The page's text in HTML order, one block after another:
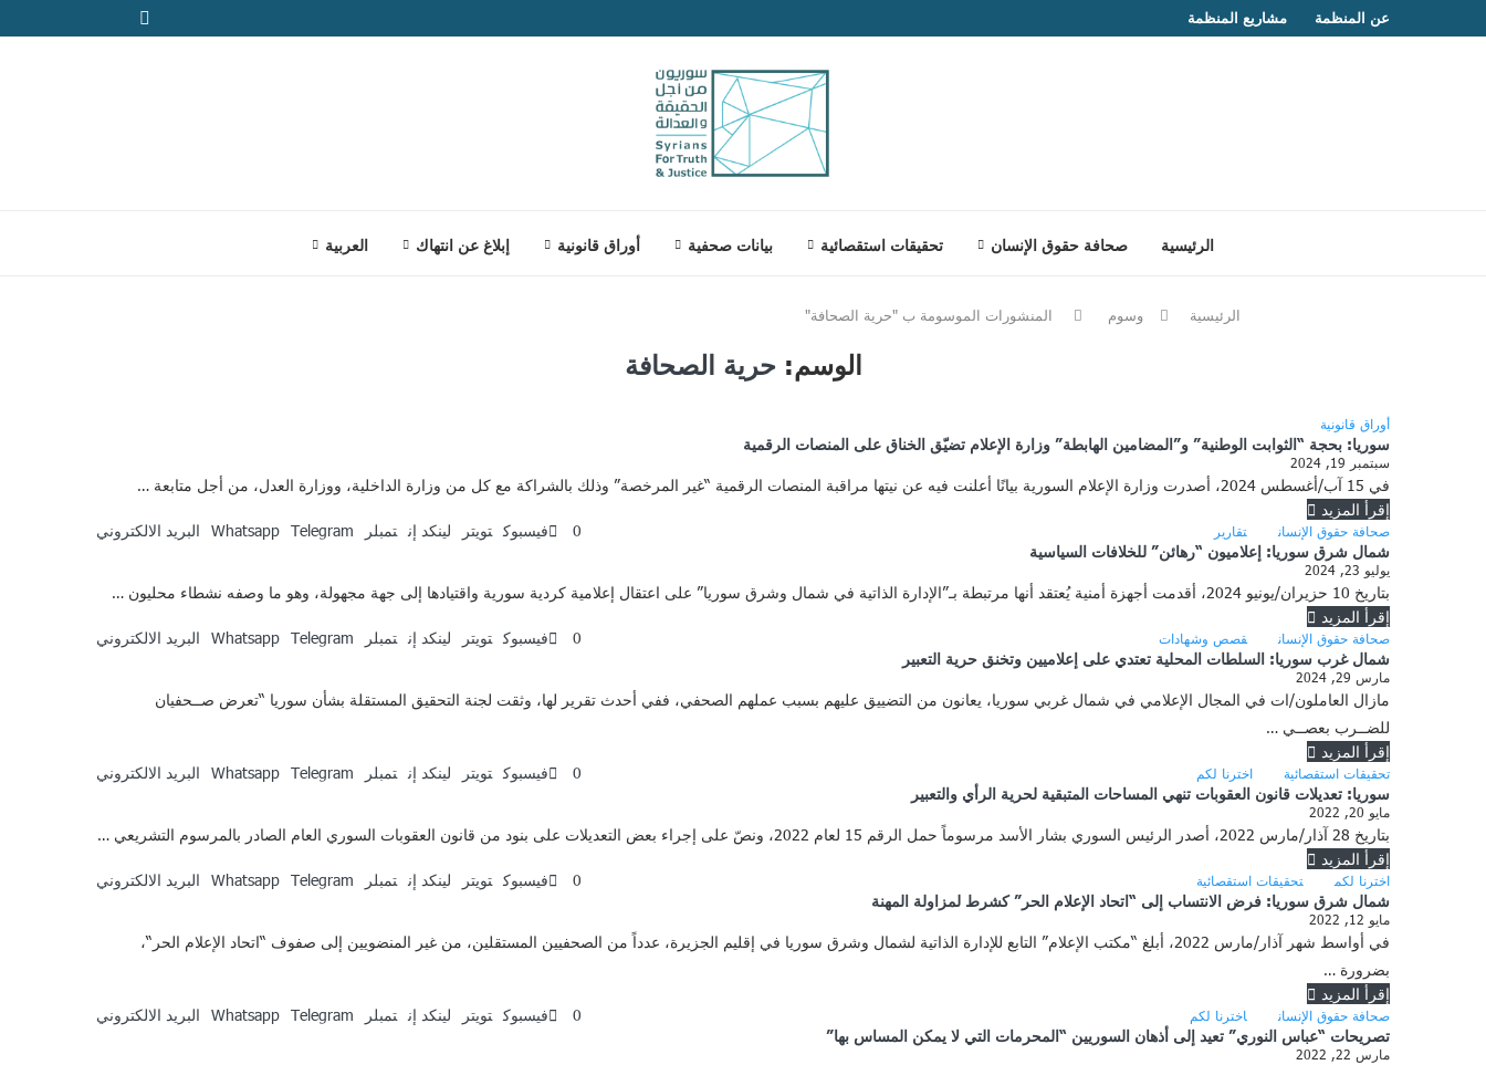
عن المنظمة مشاريع المنظمة
الرئيسية صحافة حقوق الإنسان تحقيقات استقصائية بيانات صحفية أوراق قانونية إبلاغ عن انتهاك العربية
الرئيسية وسوم المنشورات الموسومة ب "حرية الصحافة"
الوسم: حرية الصحافة
أوراق قانونية
سوريا: بحجة “الثوابت الوطنية” و”المضامين الهابطة” وزارة الإعلام تضيّق الخناق على المنصات الرقمية
سبتمبر 19, 2024
في 15 آب/أغسطس 2024، أصدرت وزارة الإعلام السورية بيانًا أعلنت فيه عن نيتها مراقبة المنصات الرقمية “غير المرخصة” وذلك بالشراكة مع كل من وزارة الداخلية، ووزارة العدل، من أجل متابعة …
إقرأ المزيد
0
فيسبوك تويتر لينكد إن تمبلر Whatsapp Telegram البريد الالكتروني صحافة حقوق الإنسان تقارير
شمال شرق سوريا: إعلاميون “رهائن” للخلافات السياسية
يوليو 23, 2024
بتاريخ 10 حزيران/يونيو 2024، أقدمت أجهزة أمنية يُعتقد أنها مرتبطة بـ”الإدارة الذاتية في شمال وشرق سوريا” على اعتقال إعلامية كردية سورية واقتيادها إلى جهة مجهولة، وهو ما وصفه نشطاء محليون …
إقرأ المزيد
0
فيسبوك تويتر لينكد إن تمبلر Whatsapp Telegram البريد الالكتروني صحافة حقوق الإنسان قصص وشهادات
شمال غرب سوريا: السلطات المحلية تعتدي على إعلاميين وتخنق حرية التعبير
مارس 29, 2024
مازال العاملون/ات في المجال الإعلامي في شمال غربي سوريا، يعانون من التضييق عليهم بسبب عملهم الصحفي، ففي أحدث تقرير لها، وثقت لجنة التحقيق المستقلة بشأن سوريا “تعرض صــحفیان
للضــرب بعصــي …
إقرأ المزيد
0
فيسبوك تويتر لينكد إن تمبلر Whatsapp Telegram البريد الالكتروني تحقيقات استقصائية اخترنا لكم
سوريا: تعديلات قانون العقوبات تنهي المساحات المتبقية لحرية الرأي والتعبير
مايو 20, 2022
بتاريخ 28 آذار/مارس 2022، أصدر الرئيس السوري بشار الأسد مرسوماً حمل الرقم 15 لعام 2022، ونصّ على إجراء بعض التعديلات على بنود من قانون العقوبات السوري العام الصادر بالمرسوم التشريعي …
إقرأ المزيد
0
فيسبوك تويتر لينكد إن تمبلر Whatsapp Telegram البريد الالكتروني اخترنا لكم تحقيقات استقصائية
شمال شرق سوريا: فرض الانتساب إلى “اتحاد الإعلام الحر” كشرط لمزاولة المهنة
مايو 12, 2022
في أواسط شهر آذار/مارس 2022، أبلغ “مكتب الإعلام” التابع للإدارة الذاتية لشمال وشرق سوريا في إقليم الجزيرة، عدداً من الصحفيين المستقلين، من غير المنضويين إلى صفوف “اتحاد الإعلام الحر“،
بضرورة …
إقرأ المزيد
0
فيسبوك تويتر لينكد إن تمبلر Whatsapp Telegram البريد الالكتروني صحافة حقوق الإنسان اخترنا لكم
تصريحات “عباس النوري” تعيد إلى أذهان السوريين “المحرمات التي لا يمكن المساس بها”
مارس 22, 2022